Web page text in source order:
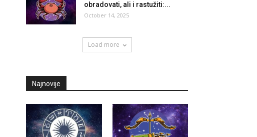
obradovati, ali i rastužiti:...
October 14, 2025
Load more
Najnovije